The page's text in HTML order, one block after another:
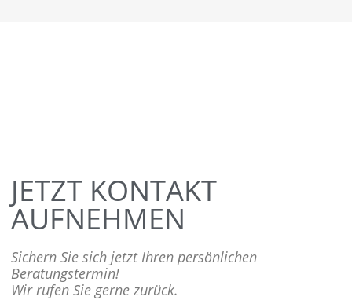
JETZT KONTAKT
AUFNEHMEN
Sichern Sie sich jetzt Ihren persönlichen
Beratungstermin!
Wir rufen Sie gerne zurück.